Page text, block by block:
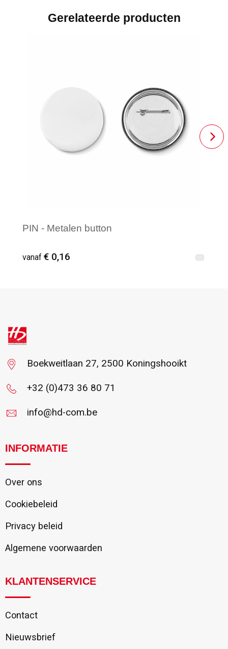
Gerelateerde producten
PIN - Metalen button
vanaf € 0,16
Boekweitlaan 27, 2500 Koningshooikt
+32 (0)473 36 80 71
info@hd-com.be
INFORMATIE
Over ons
Cookiebeleid
Privacy beleid
Algemene voorwaarden
KLANTENSERVICE
Contact
Nieuwsbrief